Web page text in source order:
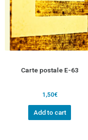
Carte postale E-63
1,50€
Add to cart